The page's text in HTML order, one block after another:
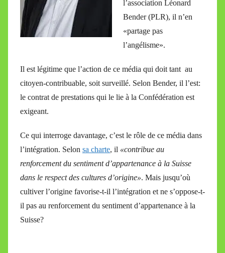
l’association Léonard
Bender (PLR), il n’en
«partage pas
l’angélisme».
Il est légitime que l’action de ce média qui doit tant au
citoyen-contribuable, soit surveillé. Selon Bender, il l’est:
le contrat de prestations qui le lie à la Confédération est
exigeant.
Ce qui interroge davantage, c’est le rôle de ce média dans
l’intégration. Selon sa charte, il «contribue au
renforcement du sentiment d’appartenance à la Suisse
dans le respect des cultures d’origine». Mais jusqu’où
cultiver l’origine favorise-t-il l’intégration et ne s’oppose-t-
il pas au renforcement du sentiment d’appartenance à la
Suisse?